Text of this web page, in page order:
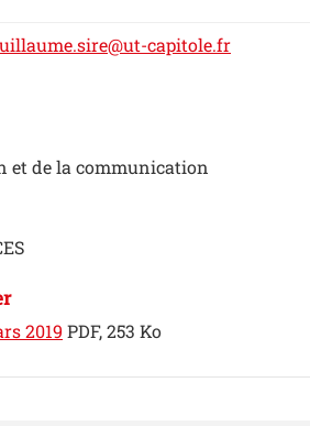
capitole.fr
et de la communication
2019 PDF, 253 Ko